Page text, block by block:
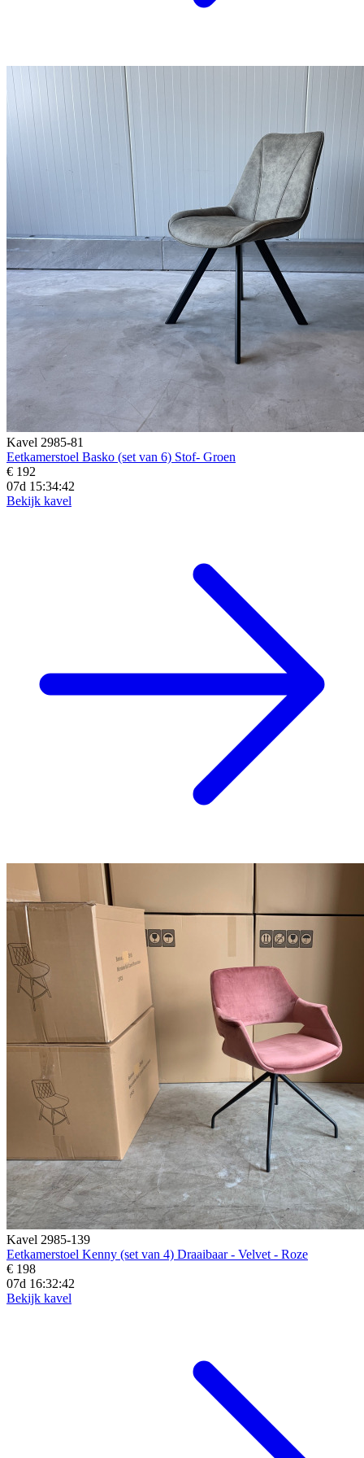
Kavel 2985-81
Eetkamerstoel Basko (set van 6) Stof- Groen
€ 192
07d 15:34:40
Bekijk kavel
Kavel 2985-139
Eetkamerstoel Kenny (set van 4) Draaibaar - Velvet - Roze
€ 198
07d 16:32:40
Bekijk kavel